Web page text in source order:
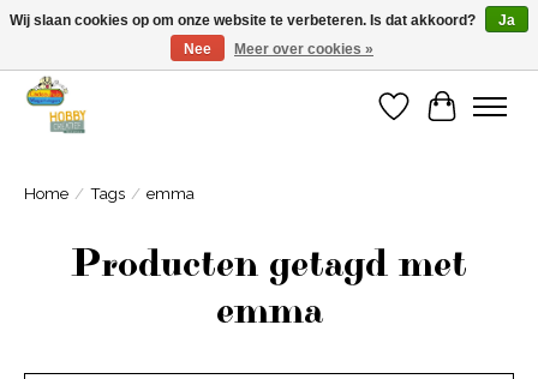
Welkom bij Cadeauhuis Wageningen
Verlanglijst
Home / Tags / emma
Producten getagd met
emma
Wij slaan cookies op om onze website te verbeteren. Is dat akkoord?
Ja
Nee
Meer over cookies »